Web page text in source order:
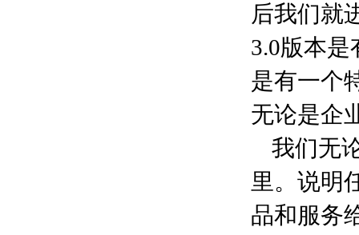
后我们就
3.0版本
是有一个
无论是企
我们无
里。说明
品和服务